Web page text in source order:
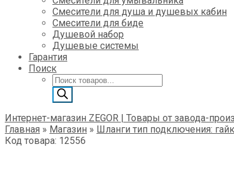
Смесители для душа и душевых кабин
Смесители для биде
Душевой набор
Душевые системы
Гарантия
Поиск
Поиск
товаров
Интернет-магазин ZEGOR | Товары от завода-
Главная » Магазин » Шланги тип подключения:
Код товара: 12556